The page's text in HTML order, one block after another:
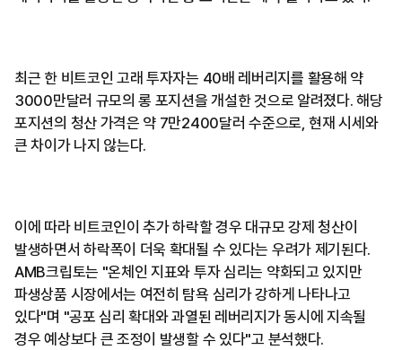
최근 한 비트코인 고래 투자자는 40배 레버리지를 활용해 약
3000만달러 규모의 롱 포지션을 개설한 것으로 알려졌다. 해당
포지션의 청산 가격은 약 7만2400달러 수준으로, 현재 시세와
큰 차이가 나지 않는다.
이에 따라 비트코인이 추가 하락할 경우 대규모 강제 청산이
발생하면서 하락폭이 더욱 확대될 수 있다는 우려가 제기된다.
AMB크립토는 "온체인 지표와 투자 심리는 약화되고 있지만
파생상품 시장에서는 여전히 탐욕 심리가 강하게 나타나고
있다"며 "공포 심리 확대와 과열된 레버리지가 동시에 지속될
경우 예상보다 큰 조정이 발생할 수 있다"고 분석했다.